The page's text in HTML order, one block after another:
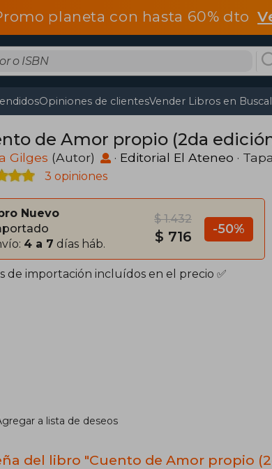
planeta con hasta 60% dto
Opiniones de clientesVender Libros en
de Amor propio (2da
Gilges (Autor) · Editorial El Ateneo ·
3 opiniones
Nuevo
4 a 7 días háb.
$ 1.432
$ 716 -50%
de importación incluídos en el precio ✅
a lista de deseos
del libro "Cuento de Amor propio